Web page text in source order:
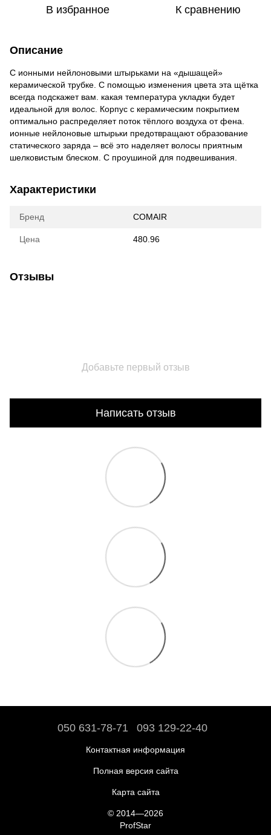
В избранное К сравнению
Описание
С ионными нейлоновыми штырьками на «дышащей»
керамической трубке. С помощью изменения цвета эта щётка
всегда подскажет вам. какая температура укладки будет
идеальной для волос. Корпус с керамическим покрытием
оптимально распределяет поток тёплого воздуха от фена.
ионные нейлоновые штырьки предотвращают образование
статического заряда – всё это наделяет волосы приятным
шелковистым блеском. C проушиной для подвешивания.
Характеристики
Бренд COMAIR
Цена 480.96
Отзывы
Добавьте первый отзыв
Написать отзыв
050 631-78-71 093 129-22-40
Контактная информация
Полная версия сайта
Карта сайта
© 2014—2026
ProfStar